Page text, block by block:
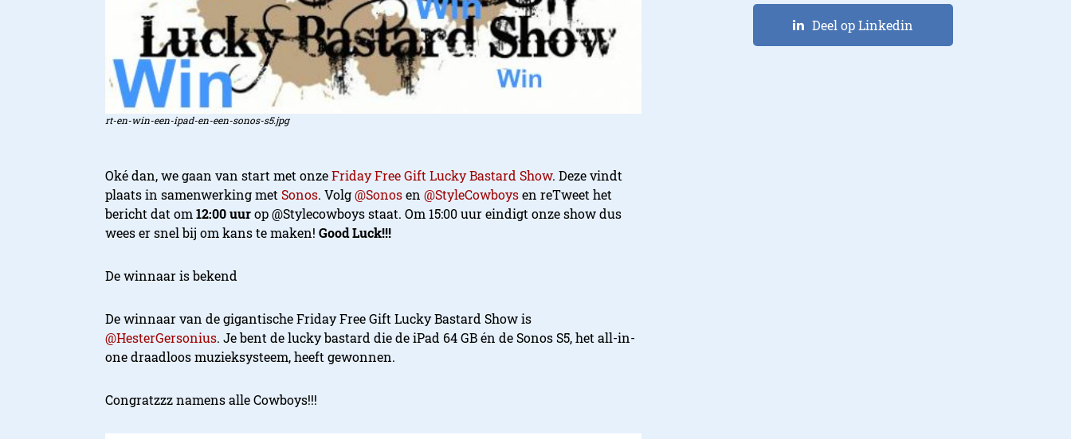
rt-en-win-een-ipad-en-een-sonos-s5.jpg
Oké dan, we gaan van start met onzeFriday Free Gift Lucky Bastard Show. Deze vindt
plaats in samenwerking metSonos. Volg@Sonosen @StyleCowboysen reTweet het
bericht dat om12:00 uurop @Stylecowboys staat. Om 15:00 uur eindigt onze show dus
wees er snel bij om kans te maken! Good Luck!!!
De winnaar is bekend
De winnaar van de gigantische Friday Free Gift Lucky Bastard Show is
@HesterGersonius. Je bent de lucky bastard die de iPad 64 GB én de Sonos S5, het all-in-
one draadloos muzieksysteem, heeft gewonnen.
Congratzzz namens alle Cowboys!!!
Deel op Linkedin